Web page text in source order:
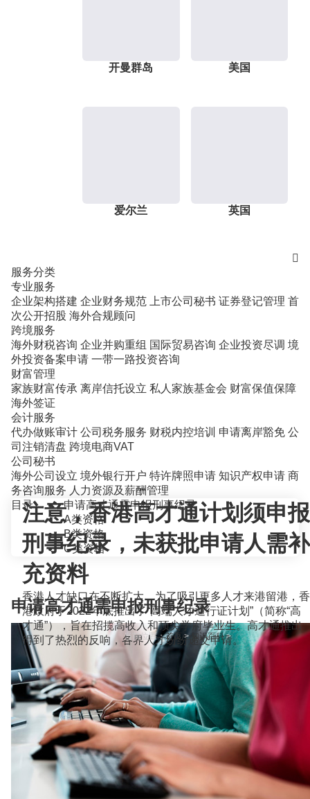
开曼群岛 美国
爱尔兰 英国

服务分类
专业服务
企业架构搭建 企业财务规范 上市公司秘书 证券登记管理 首
次公开招股 海外合规顾问
跨境服务
海外财税咨询 企业并购重组 国际贸易咨询 企业投资尽调 境
外投资备案申请 一带一路投资咨询
财富管理
家族财富传承 离岸信托设立 私人家族基金会 财富保值保障
海外签证
会计服务
代办做账审计 公司税务服务 财税内控培训 申请离岸豁免 公
司注销清盘 跨境电商VAT
公司秘书
海外公司设立 境外银行开户 特许牌照申请 知识产权申请 商
务咨询服务 人力资源及薪酬管理
当前位置：首页> 知识百科>
注意，香港高才通计划须申报
刑事纪录，未获批申请人需补
充资料
香港人才缺口在不断扩大，为了吸引更多人才来港留港，香
港政府于2022年底推出了“高端人才通行证计划”（简称“高
才通”），旨在招揽高收入和顶尖学府毕业生。高才通推出
得到了热烈的反响，各界人才纷纷递交申请。
目录
申请高才通需申报刑事纪录
A类资格
B类资格
C类资格
申请高才通需申报刑事纪录